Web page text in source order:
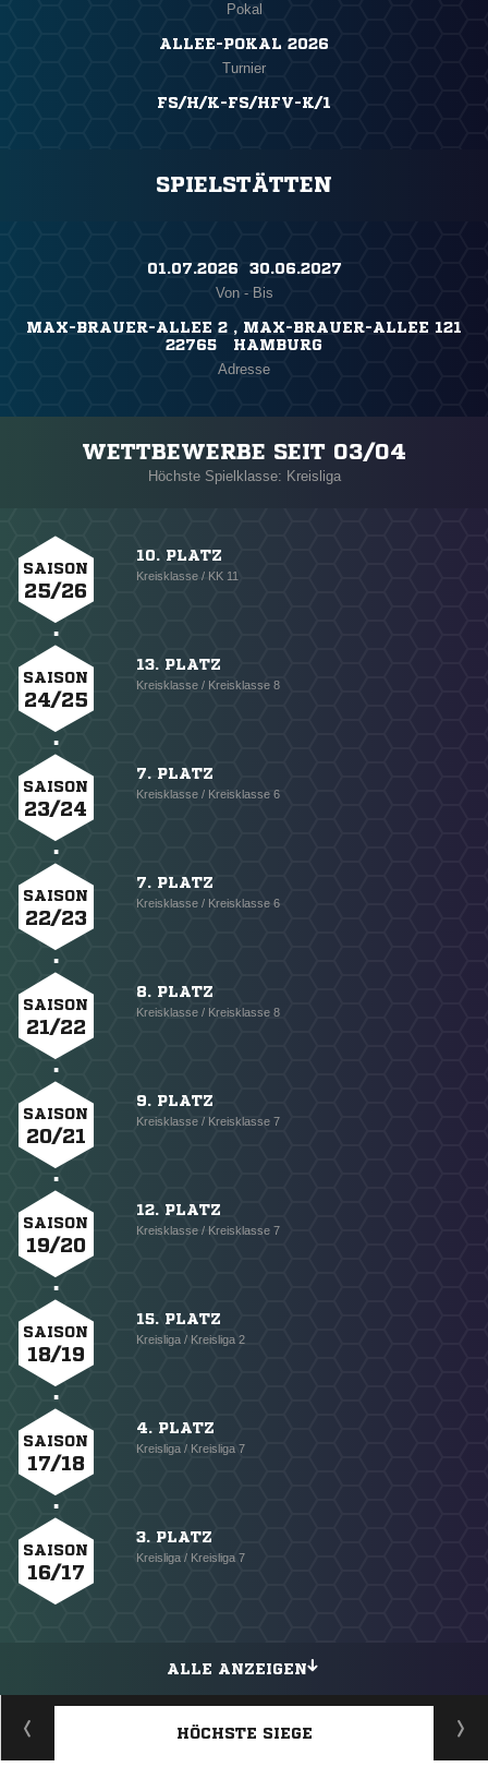
Pokal
ALLEE-POKAL 2026
Turnier
FS/H/K-FS/HFV-K/1
SPIELSTÄTTEN
01.07.2026 ​ 30.06.2027
Von - Bis
MAX-BRAUER-ALLEE 2 , MAX-BRAUER-ALLEE 121
22765 HAMBURG
Adresse
WETTBEWERBE SEIT 03/04
Höchste Spielklasse: Kreisliga
SAISON
25/26
10. PLATZ
Kreisklasse / KK 11
SAISON
24/25
13. PLATZ
Kreisklasse / Kreisklasse 8
SAISON
23/24
7. PLATZ
Kreisklasse / Kreisklasse 6
SAISON
22/23
7. PLATZ
Kreisklasse / Kreisklasse 6
SAISON
21/22
8. PLATZ
Kreisklasse / Kreisklasse 8
SAISON
20/21
9. PLATZ
Kreisklasse / Kreisklasse 7
SAISON
19/20
12. PLATZ
Kreisklasse / Kreisklasse 7
SAISON
18/19
15. PLATZ
Kreisliga / Kreisliga 2
SAISON
17/18
4. PLATZ
Kreisliga / Kreisliga 7
SAISON
16/17
3. PLATZ
Kreisliga / Kreisliga 7
ALLE ANZEIGEN
HÖCHSTE SIEGE